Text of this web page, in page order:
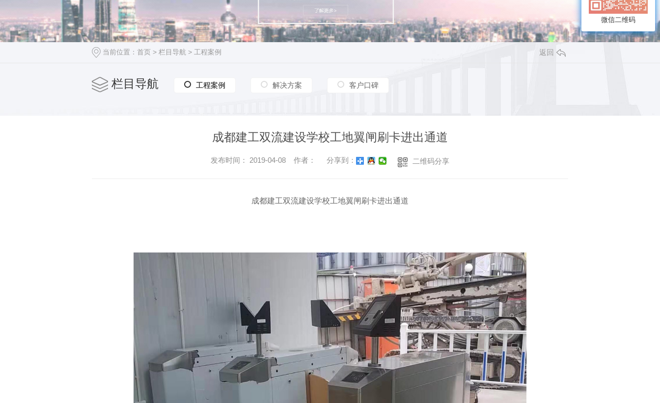
当前位置： 首页 > 栏目导航 > 工程案例 返回
栏目导航 工程案例
工程案例 解决方案 客户口碑
成都建工双流建设学校工地翼闸刷卡进出通道
发布时间： 2019-04-08 作者： 分享到： 二维码分享
成都建工双流建设学校工地翼闸刷卡进出通道
微信二维码